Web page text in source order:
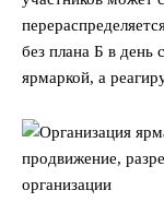
без плана Б в день
ярмаркой, а